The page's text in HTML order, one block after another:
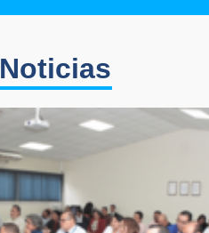
Noticias